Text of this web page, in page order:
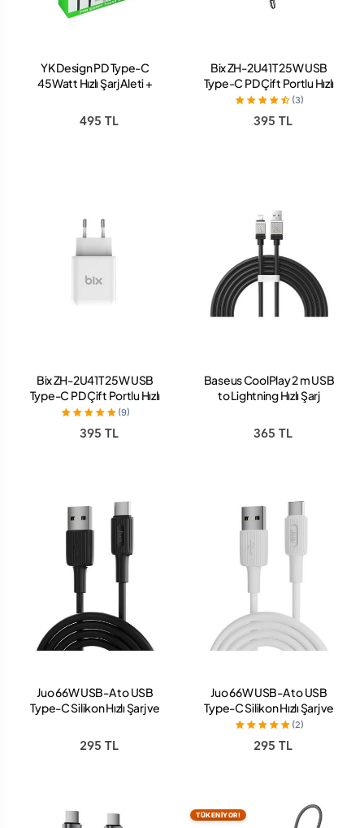
YK Design PD Type-C
45Watt Hızlı Şarj Aleti +
495 TL
Bix ZH-2U41T 25W USB
Type-C PD Çift Portlu Hızlı
Şarj Cihazı Siyah
(3)
395 TL
Bix ZH-2U41T 25W USB
Type-C PD Çift Portlu Hızlı
Şarj Cihazı Beyaz
(9)
395 TL
Baseus CoolPlay 2 m USB
to Lightning Hızlı Şarj
365 TL
Juo 66W USB-A to USB
Type-C Silikon Hızlı Şarj ve
295 TL
Juo 66W USB-A to USB
Type-C Silikon Hızlı Şarj ve
Data Kablosu 1 Metre Beyaz
(2)
295 TL
TÜKENİYOR!